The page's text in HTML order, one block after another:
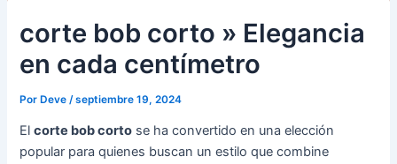
corte bob corto » Elegancia
en cada centímetro
PorDeve/septiembre 19, 2024
Elcorte bob corto se ha convertido en una elección
popular para quienes buscan un estilo que combine